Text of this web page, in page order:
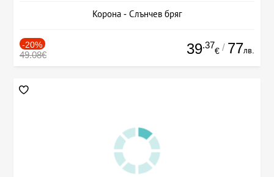
Корона - Слънчев бряг
-20%
49.08€ 39.37
€ / 77лв.